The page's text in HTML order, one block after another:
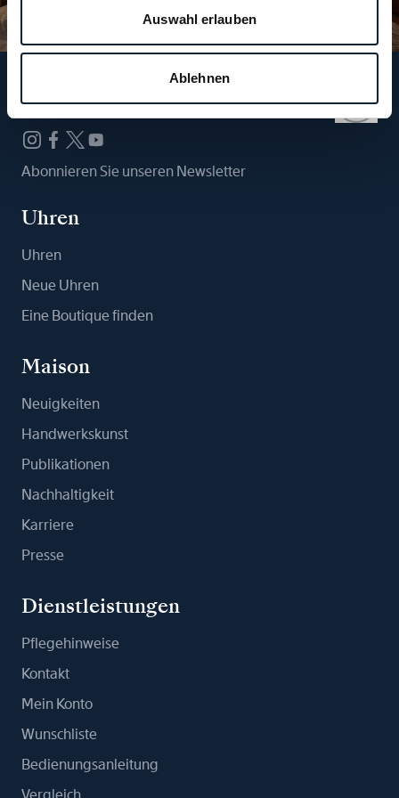
Auswahl erlauben
Ablehnen
Folgen Sie uns
Abonnieren Sie unseren Newsletter
Uhren
Uhren
Neue Uhren
Eine Boutique finden
Maison
Neuigkeiten
Handwerkskunst
Publikationen
Nachhaltigkeit
Karriere
Presse
Dienstleistungen
Pflegehinweise
Kontakt
Mein Konto
Wunschliste
Bedienungsanleitung